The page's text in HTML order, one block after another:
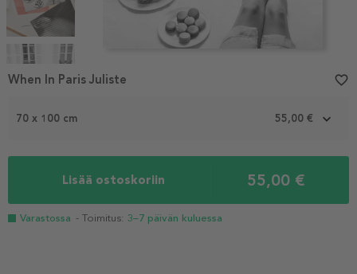
1
70 x 100 cm 55,00 €
Lisää ostoskoriin 55,00 €
Varastossa - Toimitus: 3–7 päivän kuluessa
When In Paris Juliste favorite_border